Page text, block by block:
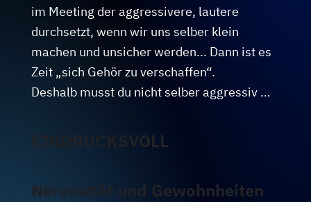
im Meeting der aggressivere, lautere
durchsetzt, wenn wir uns selber klein
machen und unsicher werden... Dann ist es
Zeit „sich Gehör zu verschaffen“.
Deshalb musst du nicht selber aggressiv
Du musst deinen Kommunikationsstil
situativ anpassen.
„schauspielerisches Talent“ nutzt.
EINDRUCKSVOLL
Nervosität und Gewohnheiten